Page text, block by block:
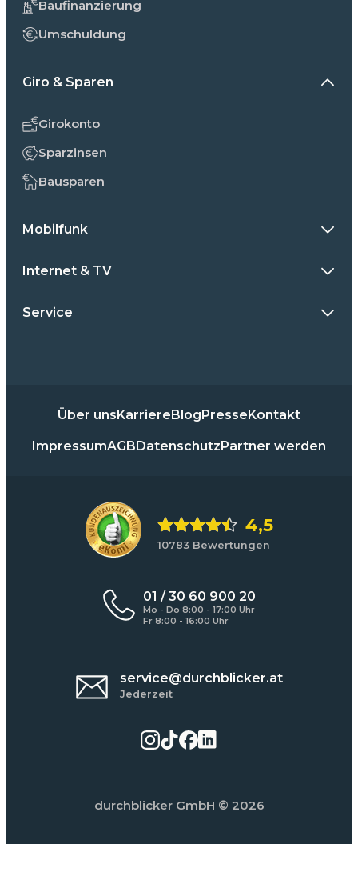
Baufinanzierung
Umschuldung
Giro & Sparen
Girokonto
Sparzinsen
Bausparen
Mobilfunk
Internet & TV
Service
Über unsKarriereBlogPresseKontakt
ImpressumAGBDatenschutzPartner werden
4,5
10783 Bewertungen
01 / 30 60 900 20
Mo - Do 8:00 - 17:00 Uhr
Fr 8:00 - 16:00 Uhr
service@durchblicker.at
Jederzeit
durchblicker GmbH © 2026